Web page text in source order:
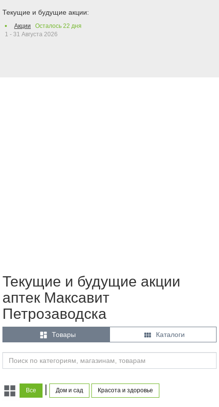
Текущие и будущие акции:
Акции Осталось 22 дня
1 - 31 Августа 2026
Текущие и будущие акции
аптек Максавит
Петрозаводска
 Товары  Каталоги
Все Дом и сад Красота и здоровье